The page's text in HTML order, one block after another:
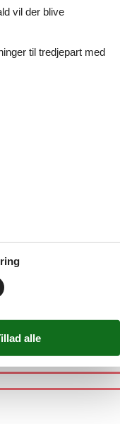
vil der blive
til tredjepart med